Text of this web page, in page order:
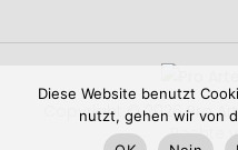
Copyright © 2026 Pro
Rechte
Diese Website benutzt
nutzt, gehen wir von